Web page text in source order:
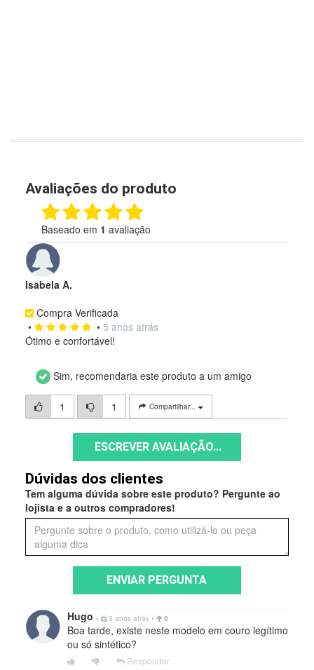
Avaliações do produto
Baseado em 1 avaliação
Isabela A.
Compra Verificada
•
• 5 anos atrás
Ótimo e confortável!
Sim, recomendaria este produto a um amigo
1 1 Compartilhar...
ESCREVER AVALIAÇÃO...
Dúvidas dos clientes
Tem alguma dúvida sobre este produto? Pergunte ao
lojista e a outros compradores!
ENVIAR PERGUNTA
Hugo • 3 anos atrás • 0
Boa tarde, existe neste modelo em couro legítimo
ou só sintético?
Responder